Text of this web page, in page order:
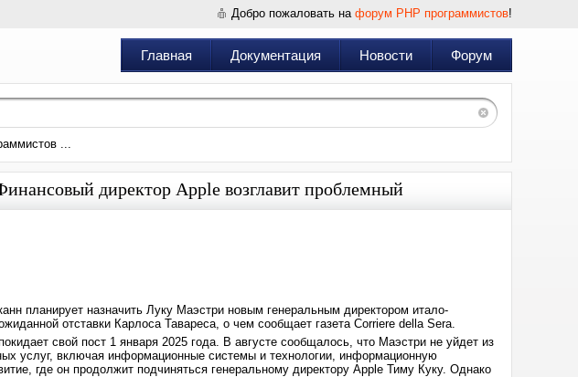
Добро пожаловать на форум PHP программистов!
Главная Документация Новости Форум
...
директор Apple возглавит проблемный
планирует назначить Луку Маэстри новым генеральным директором итало-
отставки Карлоса Тавареса, о чем сообщает газета Corriere della Sera.
свой пост 1 января 2025 года. В августе сообщалось, что Маэстри не уйдет из
услуг, включая информационные системы и технологии, информационную
где он продолжит подчиняться генеральному директору Apple Тиму Куку. Однако